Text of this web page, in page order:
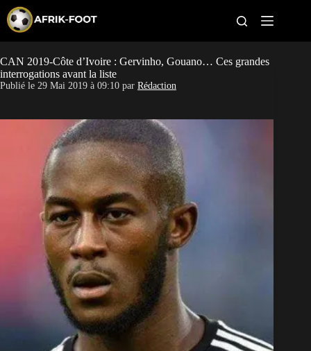
p
o
c
o
t
CAN féminine
Pays
Clubs
Classement
Paris sportifs
CAN 2019-Côte d’Ivoire : Gervinho, Gouano… Ces grandes
interrogations avant la liste
Publié le 29 Mai 2019 à 09:10 par Rédaction